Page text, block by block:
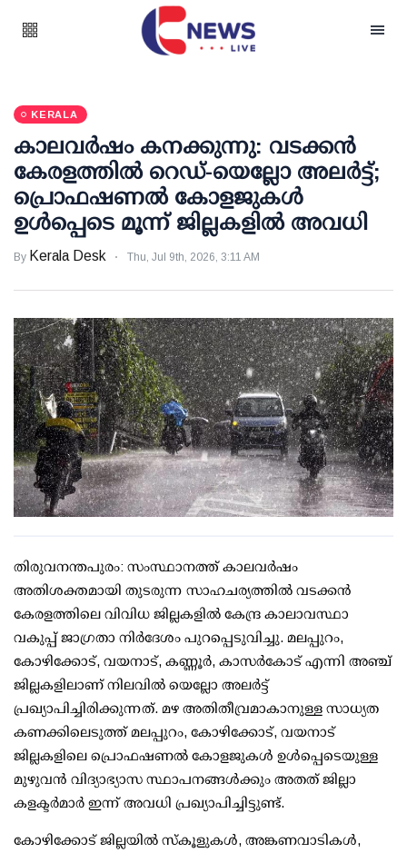
KERALA
കാലവര്‍ഷം കനക്കുന്നു: വടക്കന്‍
കേരളത്തില്‍ റെഡ്-യെല്ലോ അലര്‍ട്ട്;
പ്രൊഫഷണല്‍ കോളജുകള്‍
ഉള്‍പ്പെടെ മൂന്ന് ജില്ലകളില്‍ അവധി
By Kerala Desk Thu, Jul 9th, 2026, 3:11 AM
തിരുവനന്തപുരം: സംസ്ഥാനത്ത് കാലവര്‍ഷം
അതിശക്തമായി തുടരുന്ന സാഹചര്യത്തില്‍ വടക്കന്‍
കേരളത്തിലെ വിവിധ ജില്ലകളില്‍ കേന്ദ്ര കാലാവസ്ഥാ
വകുപ്പ് ജാഗ്രതാ നിര്‍ദേശം പുറപ്പെടുവിച്ചു. മലപ്പുറം,
കോഴിക്കോട്, വയനാട്, കണ്ണൂര്‍, കാസര്‍കോട് എന്നി അഞ്ച്
ജില്ലകളിലാണ് നിലവില്‍ യെല്ലോ അലര്‍ട്ട്
പ്രഖ്യാപിച്ചിരിക്കുന്നത്. മഴ അതിതീവ്രമാകാനുള്ള സാധ്യത
കണക്കിലെടുത്ത് മലപ്പുറം, കോഴിക്കോട്, വയനാട്
ജില്ലകളിലെ പ്രൊഫഷണല്‍ കോളജുകള്‍ ഉള്‍പ്പെടെയുള്ള
മുഴുവന്‍ വിദ്യാഭ്യാസ സ്ഥാപനങ്ങള്‍ക്കും അതത് ജില്ലാ
കളക്ടര്‍മാര്‍ ഇന്ന് അവധി പ്രഖ്യാപിച്ചിട്ടുണ്ട്.
കോഴിക്കോട് ജില്ലയില്‍ സ്‌കൂളുകള്‍, അങ്കണവാടികള്‍,